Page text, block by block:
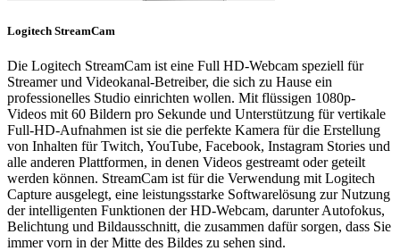
Logitech StreamCam
Die Logitech StreamCam ist eine Full HD-Webcam speziell für
Streamer und Videokanal-Betreiber, die sich zu Hause ein
professionelles Studio einrichten wollen. Mit flüssigen 1080p-
Videos mit 60 Bildern pro Sekunde und Unterstützung für vertikale
Full-HD-Aufnahmen ist sie die perfekte Kamera für die Erstellung
von Inhalten für Twitch, YouTube, Facebook, Instagram Stories und
alle anderen Plattformen, in denen Videos gestreamt oder geteilt
werden können. StreamCam ist für die Verwendung mit Logitech
Capture ausgelegt, eine leistungsstarke Softwarelösung zur Nutzung
der intelligenten Funktionen der HD-Webcam, darunter Autofokus,
Belichtung und Bildausschnitt, die zusammen dafür sorgen, dass Sie
immer vorn in der Mitte des Bildes zu sehen sind.